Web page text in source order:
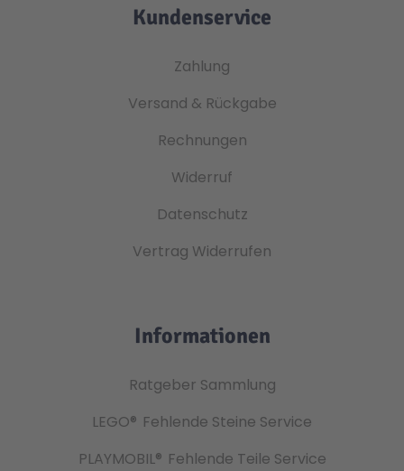
Kundenservice
Zahlung
Versand & Rückgabe
Rechnungen
Widerruf
Datenschutz
Vertrag Widerrufen
Informationen
Ratgeber Sammlung
LEGO® Fehlende Steine Service
PLAYMOBIL® Fehlende Teile Service